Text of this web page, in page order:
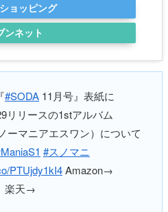
ョッピング
ンネット
#SODA 11月号』表紙に
リリースの1stアルバム
ーマニアエスワン）について
#スノマニ
PTUjdy1kI4Amazon→
楽天→